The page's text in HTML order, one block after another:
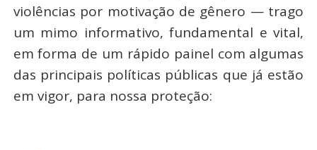
violências por motivação de gênero — trago
um mimo informativo, fundamental e vital,
em forma de um rápido painel com algumas
das principais políticas públicas que já estão
em vigor, para nossa proteção: